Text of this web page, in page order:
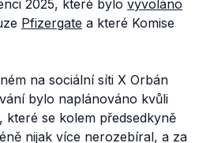
2025, které bylo vyvoláno
Pfizergate a které Komise
na sociální síti X Orbán
bylo naplánováno kvůli
které se kolem předsedkyně
nijak více nerozebíral, a za